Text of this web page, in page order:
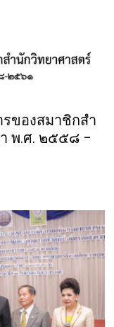
ของสมาชิกสํา
พ.ศ. ๒๕๕๘ –